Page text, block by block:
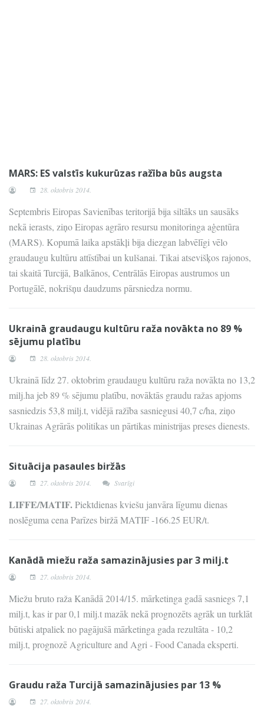
MARS: ES valstīs kukurūzas ražība būs augsta
28. oktobris 2014.
Septembris Eiropas Savienības teritorijā bija siltāks un sausāks
nekā ierasts, ziņo Eiropas agrāro resursu monitoringa aģentūra
(MARS). Kopumā laika apstākļi bija diezgan labvēlīgi vēlo
graudaugu kultūru attīstībai un kulšanai. Tikai atsevišķos rajonos,
tai skaitā Turcijā, Balkānos, Centrālās Eiropas austrumos un
Portugālē, nokrišņu daudzums pārsniedza normu.
Ukrainā graudaugu kultūru raža novākta no 89 %
sējumu platību
28. oktobris 2014.
Ukrainā līdz 27. oktobrim graudaugu kultūru raža novākta no 13,2
milj.ha jeb 89 % sējumu platību, novāktās graudu ražas apjoms
sasniedzis 53,8 milj.t, vidējā ražība sasniegusi 40,7 c/ha, ziņo
Ukrainas Agrārās politikas un pārtikas ministrijas preses dienests.
Situācija pasaules biržās
27. oktobris 2014. Svarīgi
LIFFE/MATIF.Piektdienas kviešu janvāra līgumu dienas
noslēguma cena Parīzes biržā MATIF -166.25 EUR/t.
Kanādā miežu raža samazinājusies par 3 milj.t
27. oktobris 2014.
Miežu bruto raža Kanādā 2014/15. mārketinga gadā sasniegs 7,1
milj.t, kas ir par 0,1 milj.t mazāk nekā prognozēts agrāk un turklāt
būtiski atpaliek no pagājušā mārketinga gada rezultāta - 10,2
milj.t, prognozē Agriculture and Agri - Food Canada eksperti.
Graudu raža Turcijā samazinājusies par 13 %
27. oktobris 2014.